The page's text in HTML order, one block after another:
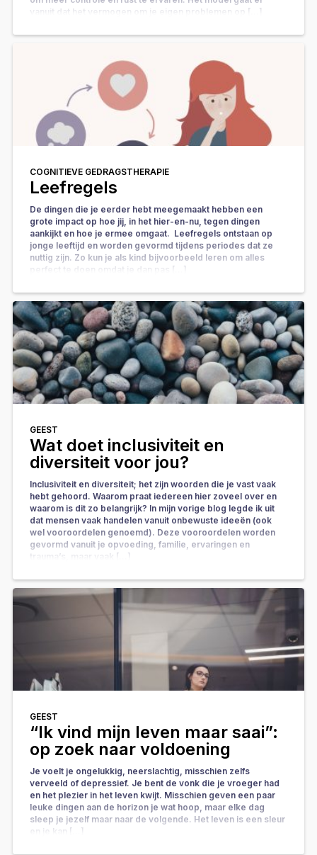
vanuit dat het vermogen om je eigen problemen op […]
COGNITIEVE GEDRAGSTHERAPIE
Leefregels
De dingen die je eerder hebt meegemaakt hebben een
grote impact op hoe jij, in het hier-en-nu, tegen dingen
aankijkt en hoe je ermee omgaat. Leefregels ontstaan op
jonge leeftijd en worden gevormd tijdens periodes dat ze
nuttig zijn. Zo kun je als kind bijvoorbeeld leren om alles
perfect te doen omdat je dan pas […]
GEEST
Wat doet inclusiviteit en
diversiteit voor jou?
Inclusiviteit en diversiteit; het zijn woorden die je vast vaak
hebt gehoord. Waarom praat iedereen hier zoveel over en
waarom is dit zo belangrijk? In mijn vorige blog legde ik uit
dat mensen vaak handelen vanuit onbewuste ideeën (ook
wel vooroordelen genoemd). Deze vooroordelen worden
gevormd vanuit je opvoeding, familie, ervaringen en
trauma’s, maar vaak […]
GEEST
“Ik vind mijn leven maar saai”:
op zoek naar voldoening
Je voelt je ongelukkig, neerslachtig, misschien zelfs
verveeld of depressief. Je bent de vonk die je vroeger had
en het plezier in het leven kwijt. Misschien geven een paar
leuke dingen aan de horizon je wat hoop, maar elke dag
sleep je jezelf maar naar de volgende. Het leven is een sleur
en je kan […]